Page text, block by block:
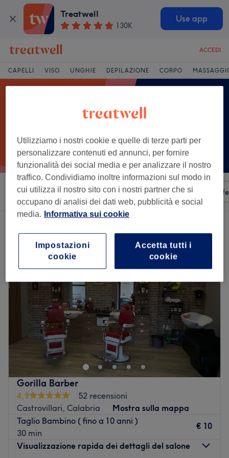
Treatwell
130K
Use app
ACCEDI
CAPELLI VISO UNGHIE DEPILAZIONE CORPO
Ordina per Qualsiasi prezzo Servizi Saloni
Gorilla Barber
4,9
52 recensioni
Castrovillari, Calabria
Mostra sulla mappa
Taglio Bambino ( fino a 10 anni )
30 min
€ 10
Visualizzazione rapida dei dettagli del salone
Utilizziamo i nostri cookie e quelle di terze parti per
personalizzare contenuti ed annunci, per fornire
funzionalità dei social media e per analizzare il nostro
traffico. Condividiamo inoltre informazioni sul modo in
cui utilizza il nostro sito con i nostri partner che si
occupano di analisi dei dati web, pubblicità e social
media. Informativa sui cookie
Accetta tutti i
cookie
Impostazioni
cookie